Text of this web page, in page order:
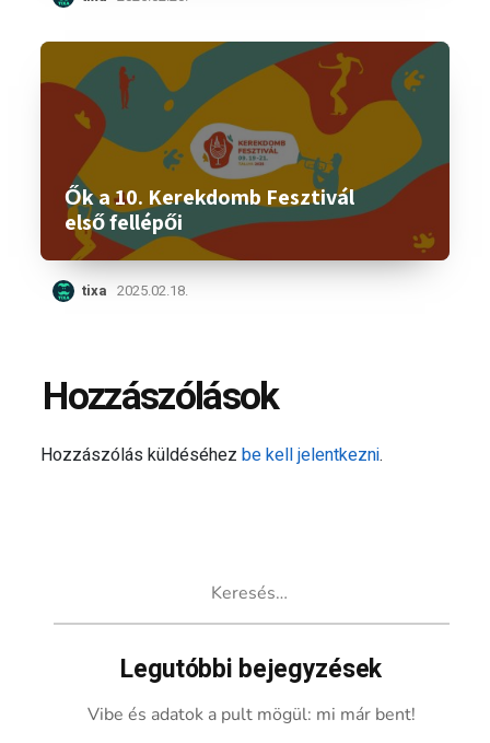
Ők a 10. Kerekdomb Fesztivál
első fellépői
tixa 2025.02.18.
Hozzászólások
Hozzászólás küldéséhezbe kell jelentkezni.
Legutóbbi bejegyzések
Vibe és adatok a pult mögül: mi már bent!